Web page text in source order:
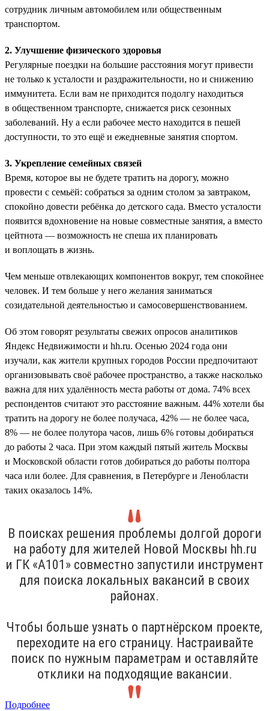
сотрудник личным автомобилем или общественным
транспортом.
2. Улучшение физического здоровья
Регулярные поездки на большие расстояния могут привести
не только к усталости и раздражительности, но и снижению
иммунитета. Если вам не приходится подолгу находиться
в общественном транспорте, снижается риск сезонных
заболеваний. Ну а если рабочее место находится в пешей
доступности, то это ещё и ежедневные занятия спортом.
3. Укрепление семейных связей
Время, которое вы не будете тратить на дорогу, можно
провести с семьёй: собраться за одним столом за завтраком,
спокойно довести ребёнка до детского сада. Вместо усталости
появится вдохновение на новые совместные занятия, а вместо
цейтнота — возможность не спеша их планировать
и воплощать в жизнь.
Чем меньше отвлекающих компонентов вокруг, тем спокойнее
человек. И тем больше у него желания заниматься
созидательной деятельностью и самосовершенствованием.
Об этом говорят результаты свежих опросов аналитиков
Яндекс Недвижимости и hh.ru. Осенью 2024 года они
изучали, как жители крупных городов России предпочитают
организовывать своё рабочее пространство, а также насколько
важна для них удалённость места работы от дома. 74% всех
респондентов считают это расстояние важным. 44% хотели бы
тратить на дорогу не более получаса, 42% — не более часа,
8% — не более полутора часов, лишь 6% готовы добираться
до работы 2 часа. При этом каждый пятый житель Москвы
и Московской области готов добираться до работы полтора
часа или более. Для сравнения, в Петербурге и Ленобласти
таких оказалось 14%.
В поисках решения проблемы долгой дороги
на работу для жителей Новой Москвы hh.ru
и ГК «А101» совместно запустили инструмент
для поиска локальных вакансий в своих
районах.
Чтобы больше узнать о партнёрском проекте,
переходите на его страницу. Настраивайте
поиск по нужным параметрам и оставляйте
отклики на подходящие вакансии.
Подробнее